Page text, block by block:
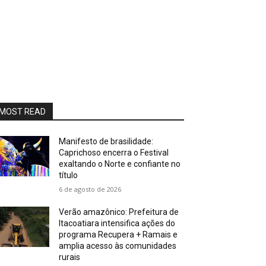
READ
Manifesto de brasilidade:
Caprichoso encerra o Festival
exaltando o Norte e confiante no
título
6 de agosto de 2026
Verão amazônico: Prefeitura de
Itacoatiara intensifica ações do
programa Recupera + Ramais e
amplia acesso às comunidades
rurais